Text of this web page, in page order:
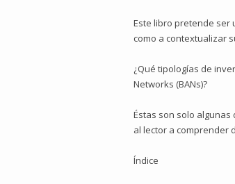
Este libro pretende ser
como a contextualizar
¿Qué tipologías de
Networks (BANs)?
Éstas son solo
al lector a comprender
Índice